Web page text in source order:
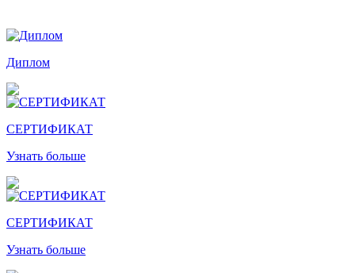
Диплом
СЕРТИФИКАТ
Узнать больше
СЕРТИФИКАТ
Узнать больше